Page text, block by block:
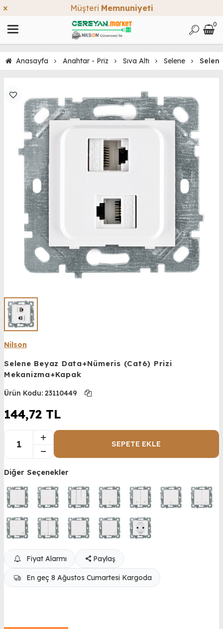
Müşteri Memnuniyeti
0
Anasayfa Anahtar - Priz Sıva Altı Selene
Nilson
Selene Beyaz Data+Nümeris (Cat6) Prizi
Mekanizma+Kapak
Ürün Kodu: 23110449
144,72 TL
SEPETE EKLE
Diğer Seçenekler
Fiyat Alarmı Paylaş
En geç 8 Ağustos Cumartesi Kargoda